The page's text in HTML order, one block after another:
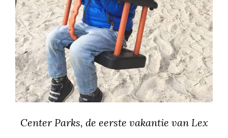
Center Parks, de eerste vakantie van Lex